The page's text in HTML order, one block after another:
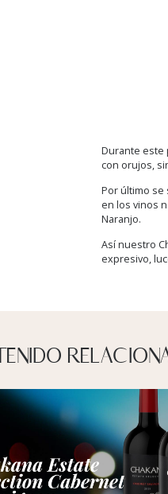
Durante este
con orujos,
Por último se
en los vinos
Naranjo.
Así nuestro
expresivo,